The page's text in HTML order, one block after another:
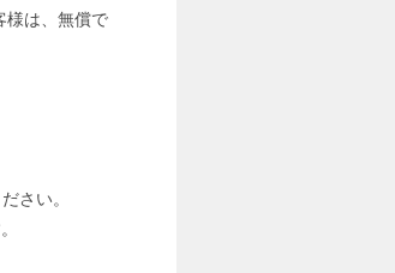
様は、無償で
さい。